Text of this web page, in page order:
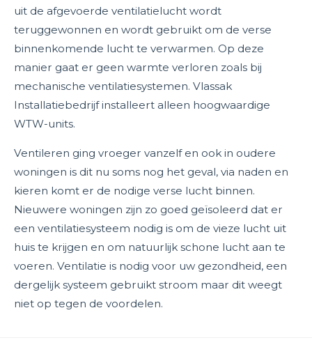
uit de afgevoerde ventilatielucht wordt
teruggewonnen en wordt gebruikt om de verse
binnenkomende lucht te verwarmen. Op deze
manier gaat er geen warmte verloren zoals bij
mechanische ventilatiesystemen. Vlassak
Installatiebedrijf installeert alleen hoogwaardige
WTW-units.
Ventileren ging vroeger vanzelf en ook in oudere
woningen is dit nu soms nog het geval, via naden en
kieren komt er de nodige verse lucht binnen.
Nieuwere woningen zijn zo goed geïsoleerd dat er
een ventilatiesysteem nodig is om de vieze lucht uit
huis te krijgen en om natuurlijk schone lucht aan te
voeren. Ventilatie is nodig voor uw gezondheid, een
dergelijk systeem gebruikt stroom maar dit weegt
niet op tegen de voordelen.